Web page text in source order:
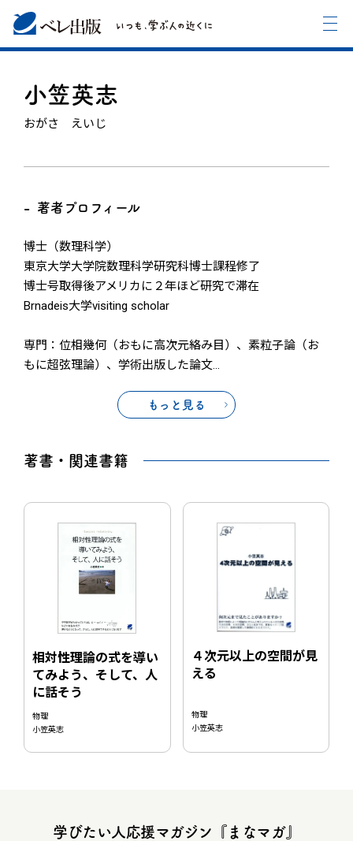
小笠英志
おがさ えいじ
著者プロフィール
博士（数理科学）
東京大学大学院数理科学研究科博士課程修了
博士号取得後アメリカに２年ほど研究で滞在
Brnadeis大学visiting scholar
専門：位相幾何（おもに高次元絡み目）、素粒子論（お
もに超弦理論）、学術出版した論文…
もっと見る
著書・関連書籍
相対性理論の式を導い
てみよう、そして、人
に話そう
物理
小笠英志
４次元以上の空間が見
える
物理
小笠英志
学びたい人応援マガジン『まなマガ』